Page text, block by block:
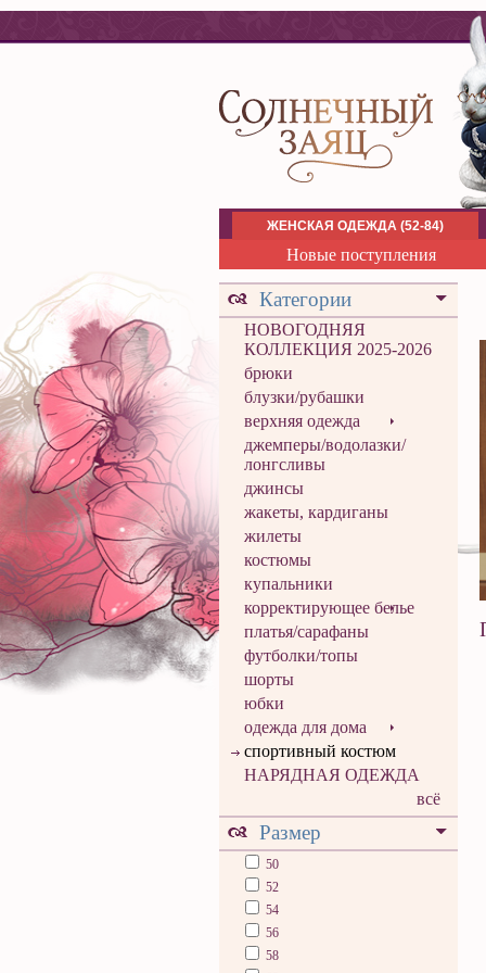
ЖЕНСКАЯ ОДЕЖДА (52-84)
Новые поступления
Категории
НОВОГОДНЯЯ
КОЛЛЕКЦИЯ 2025-2026
брюки
блузки/рубашки
верхняя одежда
джемперы/водолазки/
лонгсливы
джинсы
жакеты, кардиганы
жилеты
костюмы
купальники
корректирующее белье
платья/сарафаны
футболки/топы
шорты
юбки
одежда для дома
спортивный костюм
НАРЯДНАЯ ОДЕЖДА
всё
Размер
50
52
54
56
58